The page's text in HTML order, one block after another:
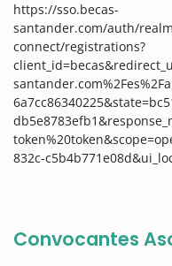
https://sso.becas-
santander.com/auth/
connect/registrations?
832c-
Convocantes